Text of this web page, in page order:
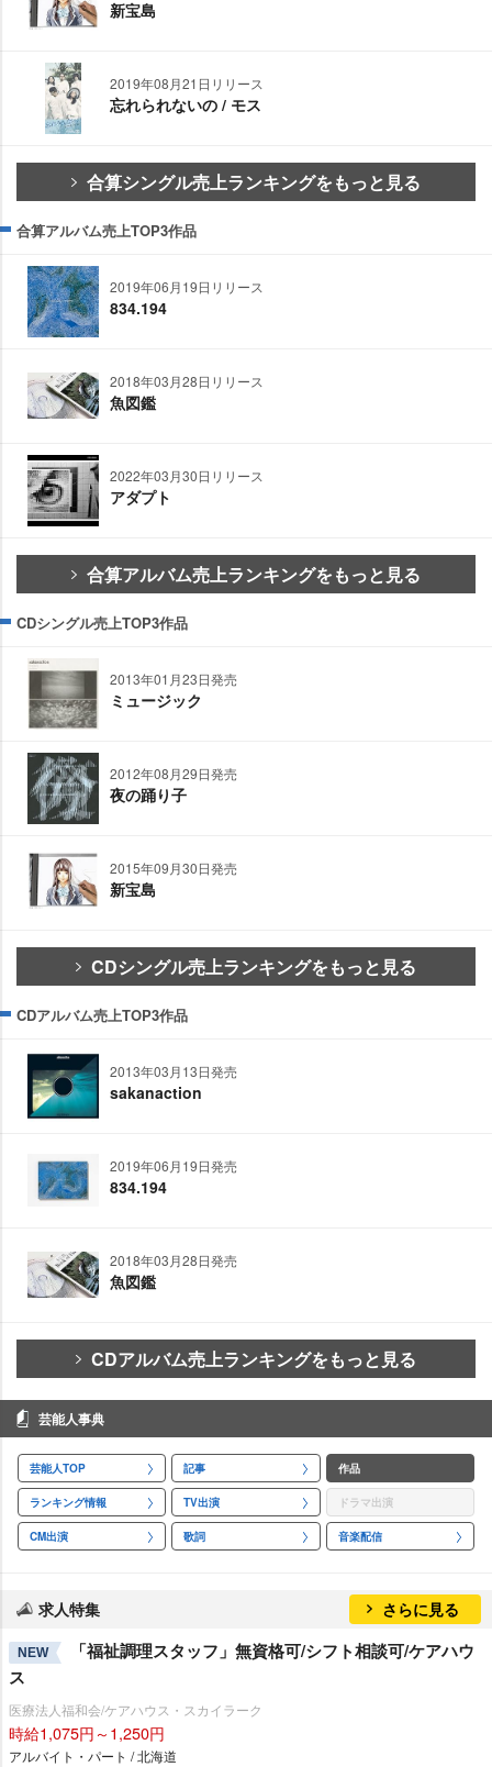
新宝島
2019年08月21日リリース
忘れられないの / モス
合算シングル売上ランキングをもっと見る
合算アルバム売上TOP3作品
2019年06月19日リリース
834.194
2018年03月28日リリース
魚図鑑
2022年03月30日リリース
アダプト
合算アルバム売上ランキングをもっと見る
CDシングル売上TOP3作品
2013年01月23日発売
ミュージック
2012年08月29日発売
夜の踊り子
2015年09月30日発売
新宝島
CDシングル売上ランキングをもっと見る
CDアルバム売上TOP3作品
2013年03月13日発売
sakanaction
2019年06月19日発売
834.194
2018年03月28日発売
魚図鑑
CDアルバム売上ランキングをもっと見る
芸能人事典
芸能人TOP 記事 作品
ランキング情報 TV出演 ドラマ出演
CM出演 歌詞 音楽配信
求人特集 さらに見る
NEW
「福祉調理スタッフ」無資格可/シフト相談可/ケアハウ
ス
医療法人福和会/ケアハウス・スカイラーク
時給1,075円～1,250円
アルバイト・パート / 北海道